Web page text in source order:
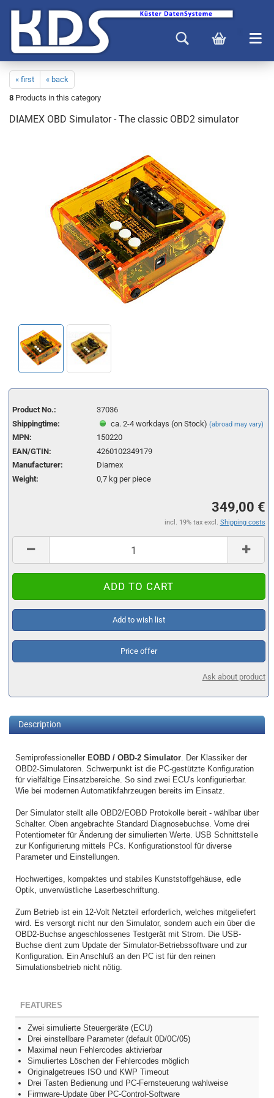
« first
« back
8 Products in this category
DIAMEX OBD Simulator - The classic OBD2 simulator
Product No.:
37036
Shippingtime:
ca. 2-4 workdays (on Stock) (abroad may vary)
MPN:
150220
EAN/GTIN:
4260102349179
Manufacturer:
Diamex
Weight:
0,7kg per piece
349,00 €
incl. 19% tax excl. Shipping costs
Add to wish list
Price offer
Ask about product
Description
Semiprofessioneller EOBD / OBD-2 Simulator . Der Klassiker der
OBD2-Simulatoren. Schwerpunkt ist die PC-gestützte Konfiguration
für vielfältige Einsatzbereiche. So sind zwei ECU's konfigurierbar.
Wie bei modernen Automatikfahrzeugen bereits im Einsatz.
Der Simulator stellt alle OBD2/EOBD Protokolle bereit - wählbar über
Schalter. Oben angebrachte Standard Diagnosebuchse. Vorne drei
Potentiometer für Änderung der simulierten Werte. USB Schnittstelle
zur Konfigurierung mittels PCs. Konfigurationstool für diverse
Parameter und Einstellungen.
Hochwertiges, kompaktes und stabiles Kunststoffgehäuse, edle
Optik, unverwüstliche Laserbeschriftung.
Zum Betrieb ist ein 12-Volt Netzteil erforderlich, welches mitgeliefert
wird. Es versorgt nicht nur den Simulator, sondern auch ein über die
OBD2-Buchse angeschlossenes Testgerät mit Strom. Die USB-
Buchse dient zum Update der Simulator-Betriebssoftware und zur
Konfiguration. Ein Anschluß an den PC ist für den reinen
Simulationsbetrieb nicht nötig.
FEATURES
Zwei simulierte Steuergeräte (ECU)
Drei einstellbare Parameter (default 0D/0C/05)
Maximal neun Fehlercodes aktivierbar
Simuliertes Löschen der Fehlercodes möglich
Originalgetreues ISO und KWP Timeout
Drei Tasten Bedienung und PC-Fernsteuerung wahlweise
Firmware-Update über PC-Control-Software